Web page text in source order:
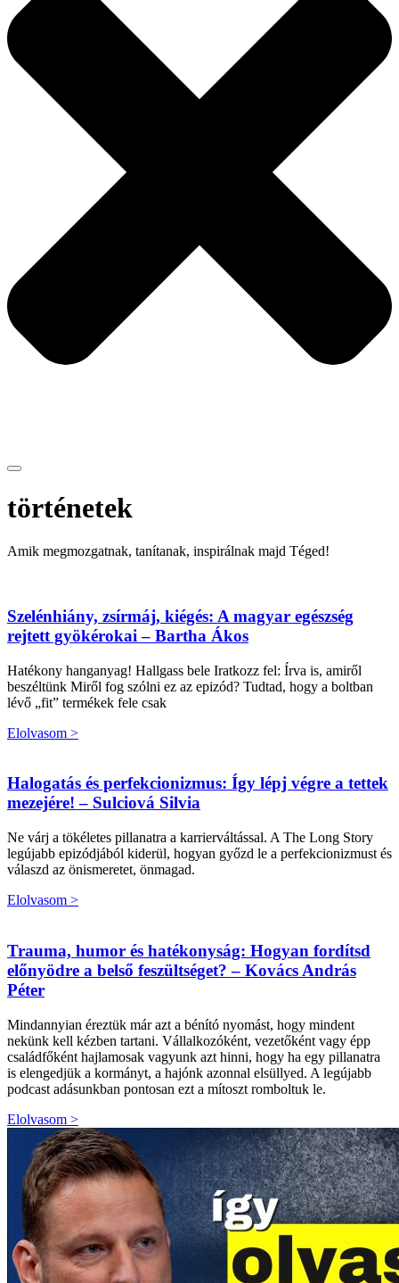
történetek
Amik megmozgatnak, tanítanak, inspirálnak majd Téged!
Szelénhiány, zsírmáj, kiégés: A magyar egészség
rejtett gyökérokai – Bartha Ákos
Hatékony hanganyag! Hallgass bele Iratkozz fel: Írva is, amiről
beszéltünk Miről fog szólni ez az epizód? Tudtad, hogy a boltban
lévő „fit” termékek fele csak
Elolvasom >
Halogatás és perfekcionizmus: Így lépj végre a tettek
mezejére! – Sulciová Silvia
Ne várj a tökéletes pillanatra a karrierváltással. A The Long Story
legújabb epizódjából kiderül, hogyan győzd le a perfekcionizmust és
válaszd az önismeretet, önmagad.
Elolvasom >
Trauma, humor és hatékonyság: Hogyan fordítsd
előnyödre a belső feszültséget? – Kovács András
Péter
Mindannyian éreztük már azt a bénító nyomást, hogy mindent
nekünk kell kézben tartani. Vállalkozóként, vezetőként vagy épp
családfőként hajlamosak vagyunk azt hinni, hogy ha egy pillanatra
is elengedjük a kormányt, a hajónk azonnal elsüllyed. A legújabb
podcast adásunkban pontosan ezt a mítoszt romboltuk le.
Elolvasom >